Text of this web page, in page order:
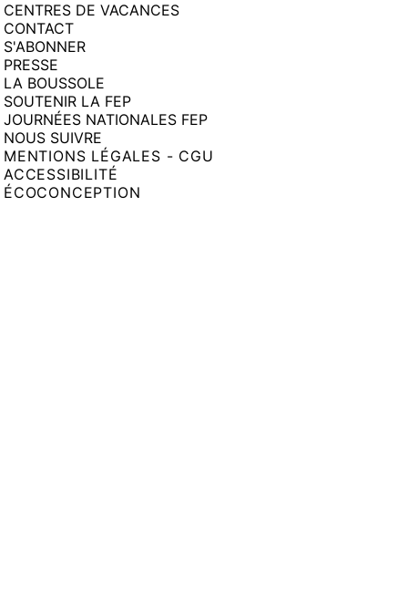
CENTRES DE VACANCES
CONTACT
S'ABONNER
PRESSE
LA BOUSSOLE
SOUTENIR LA FEP
JOURNÉES NATIONALES FEP
NOUS SUIVRE
MENTIONS LÉGALES - CGU
ACCESSIBILITÉ
ÉCOCONCEPTION